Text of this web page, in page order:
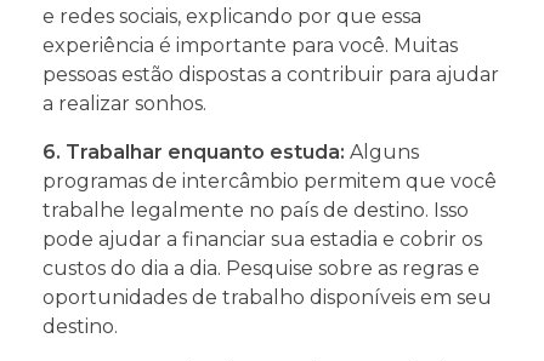
e redes sociais, explicando por que essa
experiência é importante para você. Muitas
pessoas estão dispostas a contribuir para ajudar
a realizar sonhos.
6. Trabalhar enquanto estuda: Alguns
programas de intercâmbio permitem que você
trabalhe legalmente no país de destino. Isso
pode ajudar a financiar sua estadia e cobrir os
custos do dia a dia. Pesquise sobre as regras e
oportunidades de trabalho disponíveis em seu
destino.